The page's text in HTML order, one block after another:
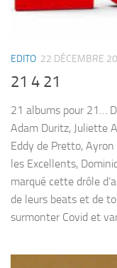
EDITO 22 DÉCEMBRE
21 4 21
21 albums pour 21…
Adam Duritz, Juliette
Eddy de Pretto, Ayron
les Excellents,
marqué cette drôle
de leurs beats et de
surmonter Covid et